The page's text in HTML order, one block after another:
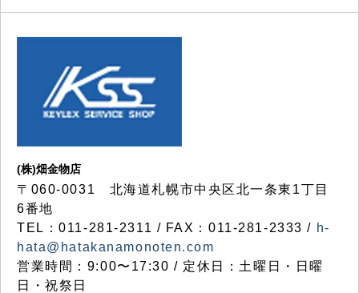
(株)畑金物店
〒060-0031 北海道札幌市中央区北一条東1丁目
6番地
TEL：011-281-2311 / FAX：011-281-2333 / h-
hata@hatakanamonoten.com
営業時間：9:00〜17:30 / 定休日：土曜日・日曜
日・祝祭日